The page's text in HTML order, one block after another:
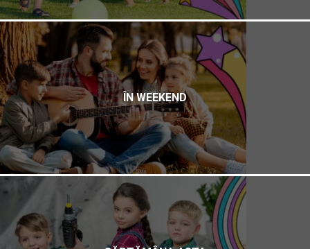
ÎN WEEKEND